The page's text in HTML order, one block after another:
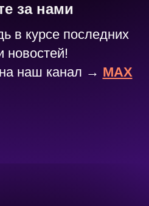
за нами
в курсе последних
новостей!
наш канал → MAX